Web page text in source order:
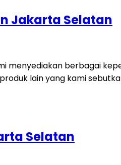
Jakarta Selatan
berbagai
lain yang kami
Selatan